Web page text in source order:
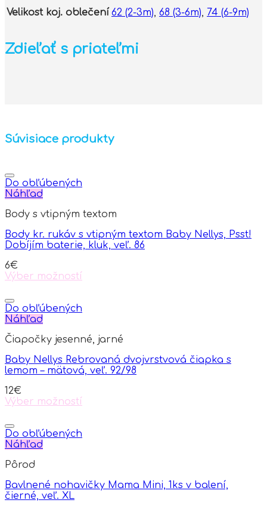
Velikost koj. oblečení 62 (2-3m), 68 (3-6m), 74 (6-9m)
Zdieľať s priateľmi
Súvisiace produkty
Do obľúbených
Náhľad
Body s vtipným textom
Body kr. rukáv s vtipným textom Baby Nellys, Psst!
Dobíjím baterie, kluk, veľ. 86
6€
Výber možností
product
has
multiple
The
may
be
on
the
page
Do obľúbených
Náhľad
Čiapočky jesenné, jarné
Baby Nellys Rebrovaná dvojvrstvová čiapka s
lemom – mätová, veľ. 92/98
12€
Výber možností
product
has
multiple
The
may
be
Do obľúbených
Náhľad
Pôrod
Bavlnené nohavičky Mama Mini, 1ks v balení,
čierné, veľ. XL